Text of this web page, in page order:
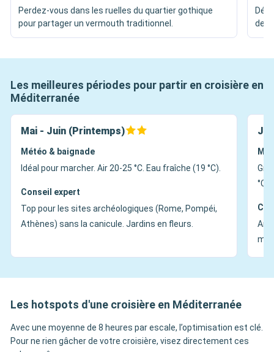
Perdez-vous dans les ruelles du quartier gothique
pour partager un vermouth traditionnel.
de
Les meilleures périodes pour partir en croisière en
Méditerranée
Mai - Juin (Printemps)
Météo & baignade
Idéal pour marcher. Air 20-25 °C. Eau fraîche (19 °C).
Conseil expert
Top pour les sites archéologiques (Rome, Pompéi,
Athènes) sans la canicule. Jardins en fleurs.
Les hotspots d'une croisière en Méditerranée
Avec une moyenne de 8 heures par escale, l’optimisation est clé.
Pour ne rien gâcher de votre croisière, visez directement ces